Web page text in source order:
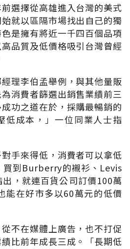
選擇從高雄進入台灣的美式
就以區隔市場找出自己的獨
是擁有將近一千四百個品項
品質及低價格吸引台灣曾經
理李伯孟舉例，與其他量販
消費者篩選出銷售業績前三
功之道在於，採購最暢銷的
低成本，」一位同業人士指
手來得低，消費者可以拿低
買到Burberry的襯衫、Levis
，就連百貨公司訂價100萬
能在好市多以60萬元的低價
不在媒體上廣告，也不打促
比前年成長三成。「長期低